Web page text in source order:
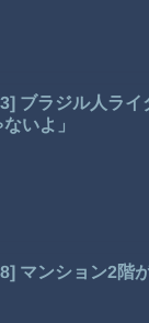
ブラジル人ラ
いよ」
マンション2階